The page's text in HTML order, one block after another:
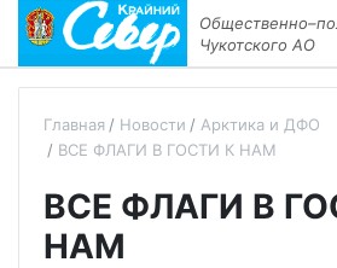
Чукотского АО
Главная Новости
Арктика и ДФО
ВСЕ ФЛАГИ В ГОСТИ К НАМ
ВСЕ ФЛАГИ В
НАМ